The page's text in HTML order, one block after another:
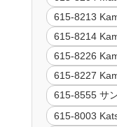
615-8213
615-8214
615-8226
615-8227
615-8555 サ
615-8003